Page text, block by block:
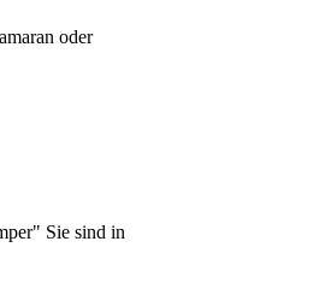
oder
Sie sind in